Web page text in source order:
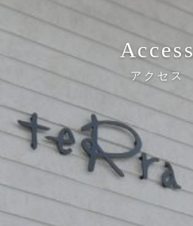
Access
アクセス